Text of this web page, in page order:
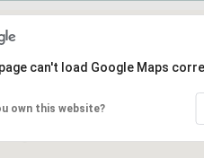
can't load Google Maps
own this website?